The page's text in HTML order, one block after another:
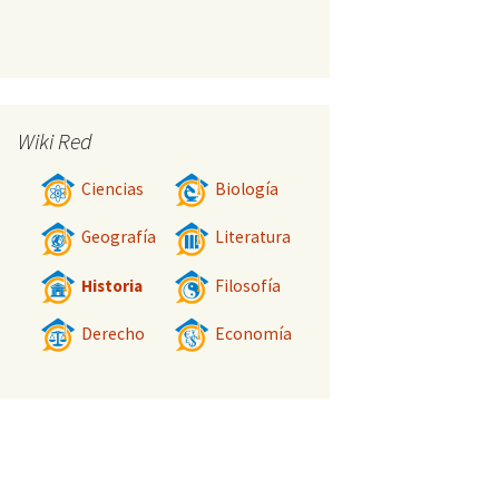
Wiki Red
Ciencias Biología
Geografía Literatura
Historia Filosofía
Derecho Economía